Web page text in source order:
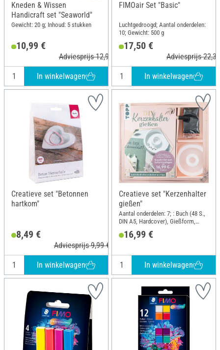
Kneden & Wissen
Handicraft set "Seaworld"
Gewicht: 20 g; Inhoud: 5 stukken
10,99 €
Adviesprijs 12,99 €
In winkelwagen
FIMOair Set "Basic"
Luchtgedroogd; Aantal onderdelen:
10; Gewicht: 500 g
17,50 €
Adviesprijs
In winkelwagen
Creatieve set "Betonnen
hartkom"
8,49 €
Adviesprijs 9,99 €
In winkelwagen
Creatieve set "Kerzenhalter
gießen"
Aantal onderdelen: 7; : Buch (48 S.,
DIN A5, Hardcover), Gießform,
Terrakotta, Schwarz und Gelb,
16,99 €
In winkelwagen